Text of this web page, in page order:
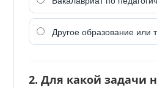
Другое образование или
2. Для какой задачи